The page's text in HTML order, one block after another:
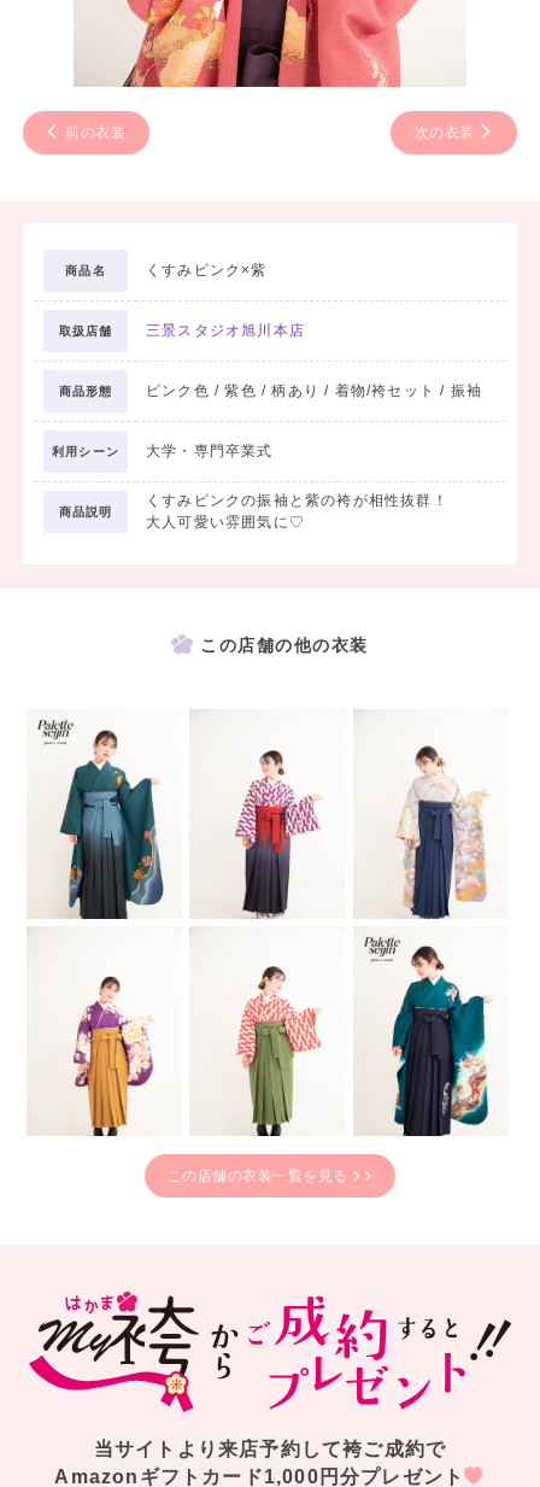
前の衣装 次の衣装
商品名 くすみピンク×紫
取扱店舗 三景スタジオ旭川本店
商品形態 ピンク色 / 紫色 / 柄あり / 着物/袴セット / 振袖
利用シーン 大学・専門卒業式
商品説明
くすみピンクの振袖と紫の袴が相性抜群！
大人可愛い雰囲気に♡
この店舗の他の衣装
この店舗の衣装一覧を見る
当サイトより来店予約して袴ご成約で
Amazonギフトカード1,000円分プレゼント